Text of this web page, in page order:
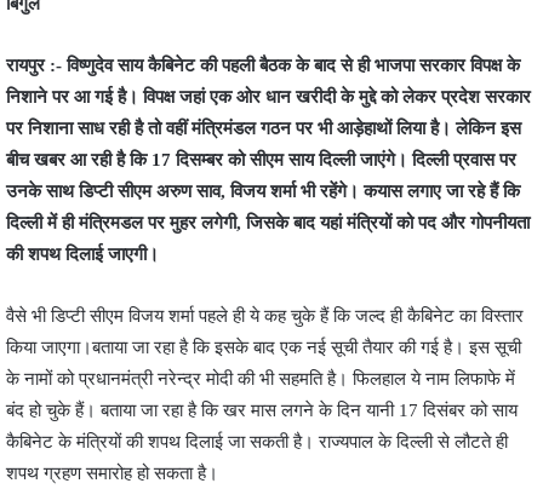
रायपुर :- विष्णुदेव साय कैबिनेट की पहली बैठक के बाद से ही भाजपा सरकार विपक्ष के
निशाने पर आ गई है। विपक्ष जहां एक ओर धान खरीदी के मुद्दे को लेकर प्रदेश सरकार
पर निशाना साध रही है तो वहीं मंत्रिमंडल गठन पर भी आड़ेहाथों लिया है। लेकिन इस
बीच खबर आ रही है कि 17 दिसम्बर को सीएम साय दिल्ली जाएंगे। दिल्ली प्रवास पर
उनके साथ डिप्टी सीएम अरुण साव, विजय शर्मा भी रहेंगे। कयास लगाए जा रहे हैं कि
दिल्ली में ही मंत्रिमडल पर मुहर लगेगी, जिसके बाद यहां मंत्रियों को पद और गोपनीयता
की शपथ दिलाई जाएगी।
वैसे भी डिप्टी सीएम विजय शर्मा पहले ही ये कह चुके हैं कि जल्द ही कैबिनेट का विस्तार
किया जाएगा।बताया जा रहा है कि इसके बाद एक नई सूची तैयार की गई है। इस सूची
के नामों को प्रधानमंत्री नरेन्द्र मोदी की भी सहमति है। फिलहाल ये नाम लिफाफे में
बंद हो चुके हैं। बताया जा रहा है कि खर मास लगने के दिन यानी 17 दिसंबर को साय
कैबिनेट के मंत्रियों की शपथ दिलाई जा सकती है। राज्यपाल के दिल्ली से लौटते ही
शपथ ग्रहण समारोह हो सकता है।